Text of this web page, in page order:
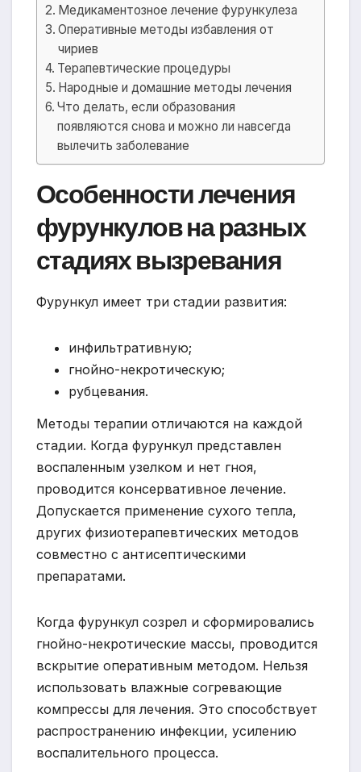
Медикаментозное лечение фурункулеза
Оперативные методы избавления от
чириев
Терапевтические процедуры
Народные и домашние методы лечения
Что делать, если образования
появляются снова и можно ли навсегда
вылечить заболевание
Особенности лечения
фурункулов на разных
стадиях вызревания
Фурункул имеет три стадии развития:
инфильтративную;
гнойно-некротическую;
рубцевания.
Методы терапии отличаются на каждой
стадии. Когда фурункул представлен
воспаленным узелком и нет гноя,
проводится консервативное лечение.
Допускается применение сухого тепла,
других физиотерапевтических методов
совместно с антисептическими
препаратами.
Когда фурункул созрел и сформировались
гнойно-некротические массы, проводится
вскрытие оперативным методом. Нельзя
использовать влажные согревающие
компрессы для лечения. Это способствует
распространению инфекции, усилению
воспалительного процесса.